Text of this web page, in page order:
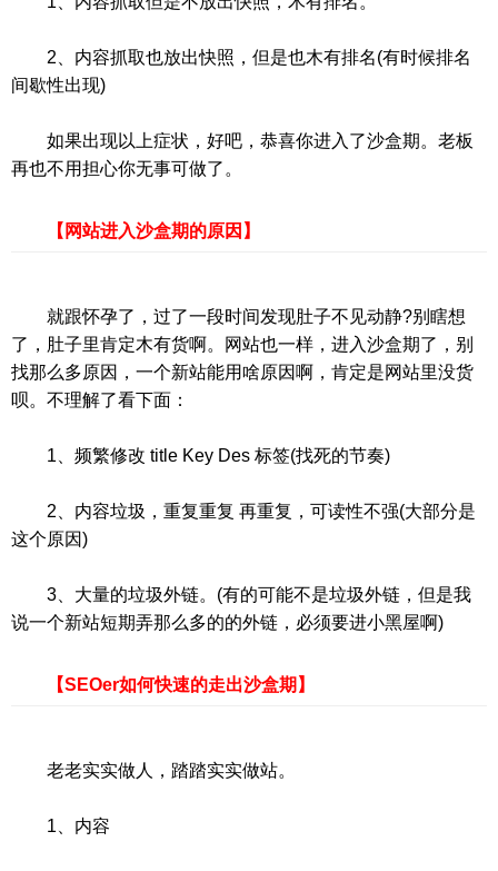
2、内容抓取也放出快照，但是也木有排名(有时候排名
间歇性出现)
如果出现以上症状，好吧，恭喜你进入了沙盒期。老板
再也不用担心你无事可做了。
【网站进入沙盒期的原因】
就跟怀孕了，过了一段时间发现肚子不见动静?别瞎想
了，肚子里肯定木有货啊。网站也一样，进入沙盒期了，别
找那么多原因，一个新站能用啥原因啊，肯定是网站里没货
呗。不理解了看下面：
1、频繁修改 title Key Des 标签(找死的节奏)
2、内容垃圾，重复重复 再重复，可读性不强(大部分是
这个原因)
3、大量的垃圾外链。(有的可能不是垃圾外链，但是我
说一个新站短期弄那么多的的外链，必须要进小黑屋啊)
【SEOer如何快速的走出沙盒期】
老老实实做人，踏踏实实做站。
1、内容